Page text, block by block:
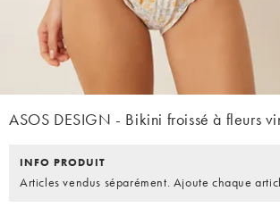
ASOS DESIGN - Bikini froissé à fleurs
INFO PRODUIT
Articles vendus séparément. Ajoute chaque